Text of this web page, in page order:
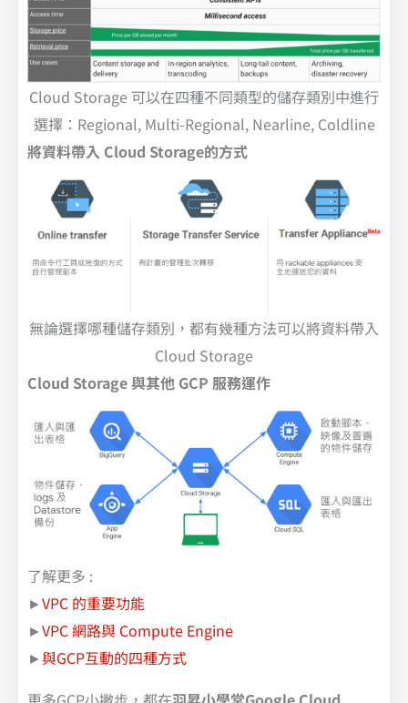
Cloud Storage 可以在四種不同類型的儲存類別中進行
選擇：Regional, Multi-Regional, Nearline, Coldline
將資料帶入 Cloud Storage的方式
無論選擇哪種儲存類別，都有幾種方法可以將資料帶入
Cloud Storage
Cloud Storage 與其他 GCP 服務運作
了解更多 :
►VPC 的重要功能
►VPC 網路與 Compute Engine
►與GCP互動的四種方式